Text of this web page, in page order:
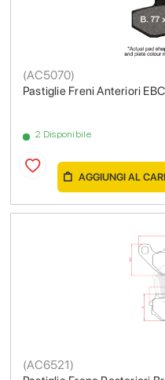
Pastiglie Freni Anteriori
(AC5070)
2 Disponibile
AGGIUNGI AL
(AC6521)